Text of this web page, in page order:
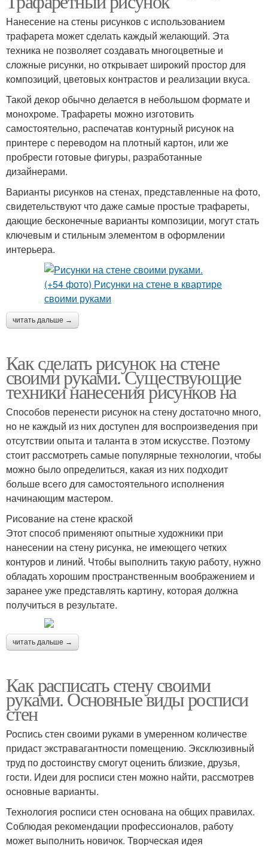
Объемный рисунок Узоры на стенах
Силуэтные рисунки Рисунок для стены
Нанесение на стены рисунков с использованием
трафарета может сделать каждый желающий. Эта
техника не позволяет создавать многоцветные и
сложные рисунки, но открывает широкий простор для
композиций, цветовых контрастов и реализации вкуса.
Такой декор обычно делается в небольшом формате и
монохроме. Трафареты можно изготовить
самостоятельно, распечатав контурный рисунок на
принтере с переводом на плотный картон, или же
пробрести готовые фигуры, разработанные
дизайнерами.
Варианты рисунков на стенах, представленные на фото,
свидетельствуют что даже самые простые трафареты,
дающие бесконечные варианты композиции, могут стать
ключевым и стильным элементом в оформлении
интерьера.
читать дальше →
Как сделать рисунок на стене
своими руками. Существующие
техники нанесения рисунков на
Способов перенести рисунок на стену достаточно много,
но не каждый из них доступен для воспроизведения при
отсутствии опыта и таланта в этом искусстве. Поэтому
стоит рассмотреть самые популярные технологии, чтобы
можно было определиться, какая из них подходит
больше всего для самостоятельного исполнения
начинающим мастером.
Рисование на стене краской
Этот способ применяют опытные художники при
нанесении на стену рисунка, не имеющего четких
контуров и линий. Чтобы выполнить такую работу, нужно
обладать хорошим пространственным воображением и
заранее уже представлять картину, которая должна
получиться в результате.
читать дальше →
Как расписать стену своими
руками. Основные виды росписи
стен
Роспись стен своими руками в умеренном количестве
придаст экстравагантности помещению. Эксклюзивный
труд по достоинству смогут оценить близкие, друзья,
гости. Идеи для росписи стен можно найти, рассмотрев
основные варианты.
Технология росписи стен основана на общих правилах.
Соблюдая рекомендации профессионалов, работу
может выполнить новичок. Творческая идея